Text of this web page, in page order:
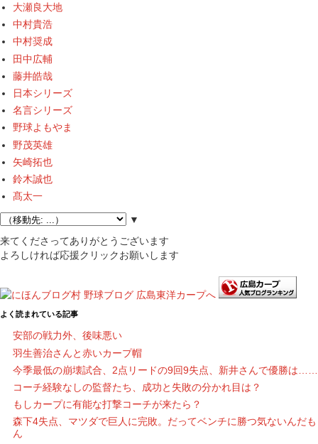
大瀬良大地
中村貴浩
中村奨成
田中広輔
藤井皓哉
日本シリーズ
名言シリーズ
野球よもやま
野茂英雄
矢崎拓也
鈴木誠也
髙太一
▼
来てくださってありがとうございます
よろしければ応援クリックお願いします
よく読まれている記事
安部の戦力外、後味悪い
羽生善治さんと赤いカープ帽
今季最低の崩壊試合、2点リードの9回9失点、新井さんで優勝は……
コーチ経験なしの監督たち、成功と失敗の分かれ目は？
もしカープに有能な打撃コーチが来たら？
森下4失点、マツダで巨人に完敗。だってベンチに勝つ気ないんだも
ん